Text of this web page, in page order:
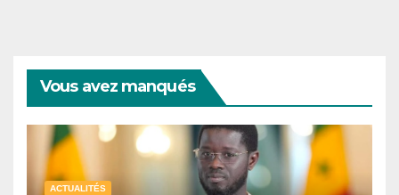
Vous avez manqués
ACTUALITÉS